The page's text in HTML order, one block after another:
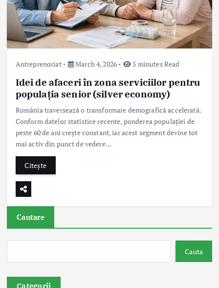
Antreprenoriat March 4, 2026 5 minutes Read
Idei de afaceri în zona serviciilor pentru
populația senior (silver economy)
România traversează o transformare demografică accelerată.
Conform datelor statistice recente, ponderea populației de
peste 60 de ani crește constant, iar acest segment devine tot
mai activ din punct de vedere…
Citește
Cautare
Cauta
Categorii